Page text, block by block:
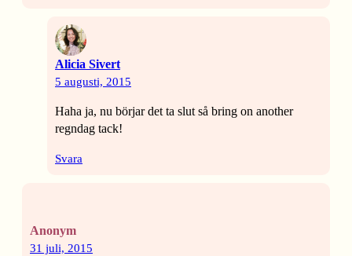
Alicia Sivert
5 augusti, 2015
Haha ja, nu börjar det ta slut så bring on another
regndag tack!
Svara
Anonym
31 juli, 2015